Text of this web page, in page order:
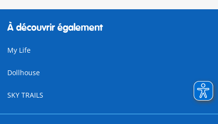
À découvrir également
My Life
Dollhouse
SKY TRAILS